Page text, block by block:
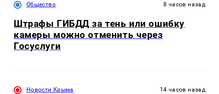
Общество 8 часов назад
Штрафы ГИБДД за тень или ошибку
камеры можно отменить через
Госуслуги
Новости Крыма 14 часов назад